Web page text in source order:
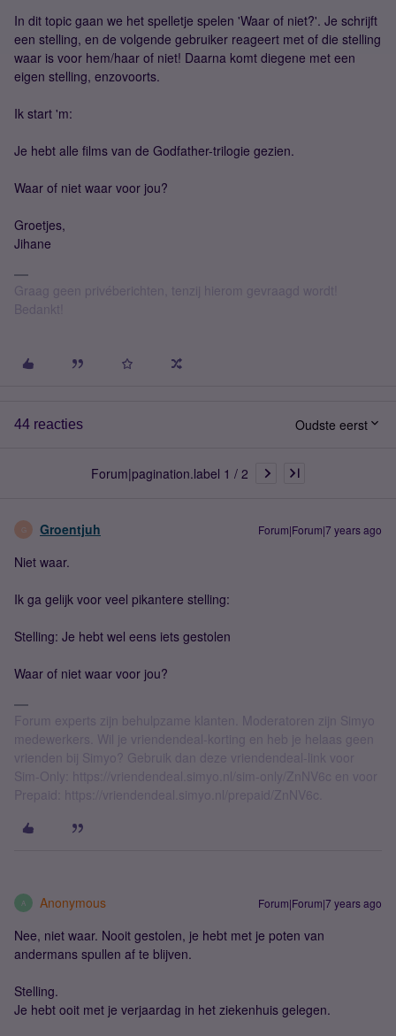
In dit topic gaan we het spelletje spelen 'Waar of niet?'. Je schrijft
een stelling, en de volgende gebruiker reageert met of die stelling
waar is voor hem/haar of niet! Daarna komt diegene met een
eigen stelling, enzovoorts.
Ik start 'm:
Je hebt alle films van de Godfather-trilogie gezien.
Waar of niet waar voor jou?
Groetjes,
Jihane
Graag geen privéberichten, tenzij hierom gevraagd wordt!
Bedankt!
44 reacties Oudste eerst
Forum|pagination.label 1 / 2
G Groentjuh Forum|Forum|7 years ago
Niet waar.
Ik ga gelijk voor veel pikantere stelling:
Stelling: Je hebt wel eens iets gestolen
Waar of niet waar voor jou?
Forum experts zijn behulpzame klanten. Moderatoren zijn Simyo
medewerkers. Wil je vriendendeal-korting en heb je helaas geen
vrienden bij Simyo? Gebruik dan deze vriendendeal-link voor
Sim-Only: https://vriendendeal.simyo.nl/sim-only/ZnNV6c en voor
Prepaid: https://vriendendeal.simyo.nl/prepaid/ZnNV6c.
A Anonymous Forum|Forum|7 years ago
Nee, niet waar. Nooit gestolen, je hebt met je poten van
andermans spullen af te blijven.
Stelling.
Je hebt ooit met je verjaardag in het ziekenhuis gelegen.